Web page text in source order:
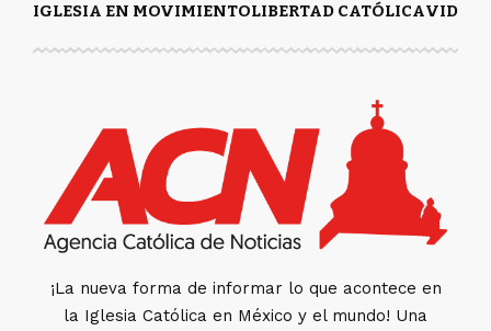
IGLESIA EN MOVIMIENTOLIBERTAD CATÓLICAVIDA
¡La nueva forma de informar lo que acontece en
la Iglesia Católica en México y el mundo! Una